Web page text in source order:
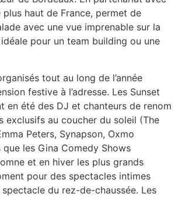
plus haut de France, permet de
avec une vue imprenable sur la
pour un team building ou une
tout au long de l’année
festive à l’adresse. Les Sunset
en été des DJ et chanteurs de renom
exclusifs au coucher du soleil (The
Peters, Synapson, Oxmo
les Gina Comedy Shows
et en hiver les plus grands
pour des spectacles intimes
du rez-de-chaussée. Les